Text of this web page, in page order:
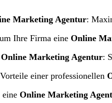
Marketing Agentur:
Ihre Firma eine Online
Online Marketing Agentur:
einer professionellen
eine Online Marketing